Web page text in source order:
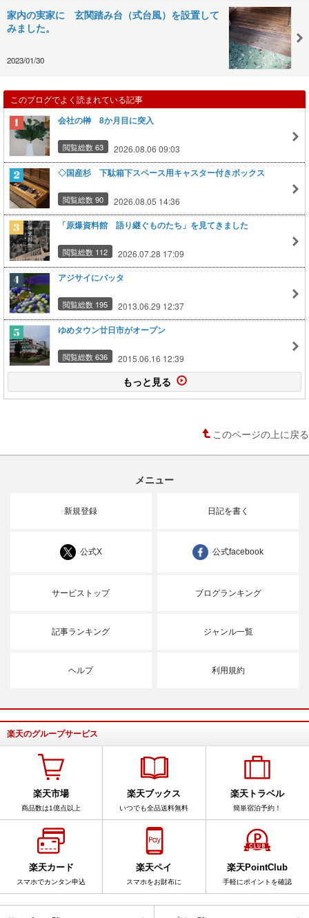
家内の実家に 玄関踏み台（式台風）を設置して
みました。
2023/01/30
このブログでよく読まれている記事
会社の榊 8か月目に突入
閲覧総数 63 2026.08.06 09:03
◇国産杉 下駄箱下スペース用キャスター付きボックス
閲覧総数 90 2026.08.05 14:36
「原爆資料館 語り継ぐものたち」を見てきました
閲覧総数 112 2026.07.28 17:09
アジサイにバッタ
閲覧総数 195 2013.06.29 12:37
ゆめタウン廿日市がオープン
閲覧総数 636 2015.06.16 12:39
もっと見る
このページの上に戻る
メニュー
新規登録 日記を書く
公式X 公式facebook
サービストップ ブログランキング
記事ランキング ジャンル一覧
ヘルプ 利用規約
楽天のグループサービス
楽天市場
商品数は1億点以上
楽天ブックス
いつでも全品送料無料
楽天トラベル
簡単宿泊予約！
楽天カード
スマホでカンタン申込
楽天ペイ
スマホをお財布に
楽天PointClub
手軽にポイントを確認